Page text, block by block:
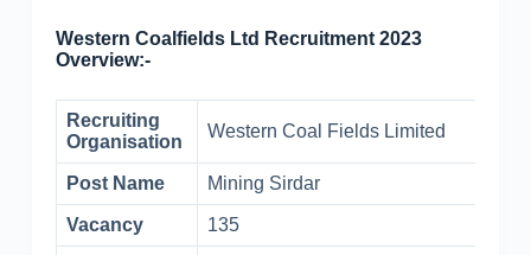
Western Coalfields Ltd Recruitment 2023
Overview:-
Recruiting
Organisation
Western Coal Fields Limited
Post Name Mining Sirdar
Vacancy 135